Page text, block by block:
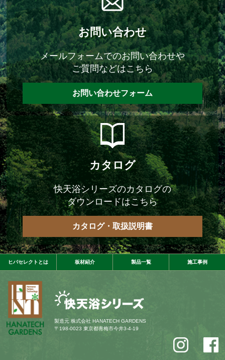
お問い合わせ
メールフォームでのお問い合わせや
ご質問などはこちら
お問い合わせフォーム
カタログ
快天浴シリーズのカタログの
ダウンロードはこちら
カタログ・取扱説明書
ヒバセレクトとは 板材紹介 製品一覧 施工事例
製造元株式会社 HANATECH GARDENS
〒198-0023 東京都青梅市今井3-4-19